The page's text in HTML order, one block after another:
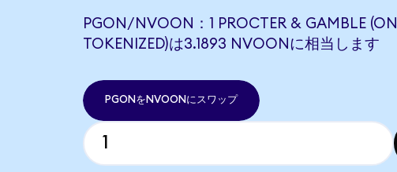
PGON/NVOON：1 PROCTER & GAMBLE
TOKENIZED)は3.1893 NVOONに相当します
PGONをNVOONにスワップ